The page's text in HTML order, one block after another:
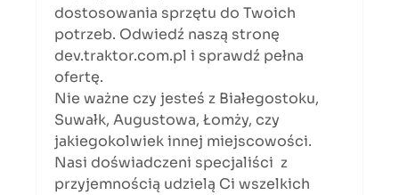
dostosowania sprzętu do Twoich
dev.traktor.com.pl i sprawdź pełna
ofertę.
Nie ważne czy jesteś z Białegostoku,
Suwałk, Augustowa, Łomży, czy
jakiegokolwiek innej miejscowości.
Nasi doświadczeni specjaliści  z
przyjemnością udzielą Ci wszelkich